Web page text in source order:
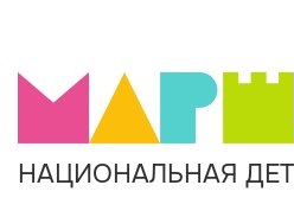
НАЦИОНАЛЬНАЯ